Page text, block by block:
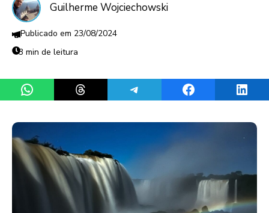
Guilherme Wojciechowski
23/08/2024
3 min de leitura
Share on WhatsAppShare on ThreadsShare on TelegramShare on Facebook